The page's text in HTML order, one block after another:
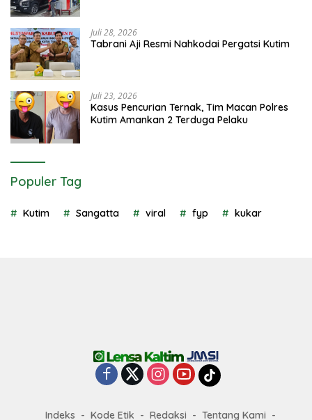
Juli 28, 2026
Tabrani Aji Resmi Nahkodai Pergatsi Kutim
Juli 23, 2026
Kasus Pencurian Ternak, Tim Macan Polres
Kutim Amankan 2 Terduga Pelaku
Populer Tag
Kutim Sangatta viral fyp kukar
Indeks Kode Etik Redaksi Tentang Kami